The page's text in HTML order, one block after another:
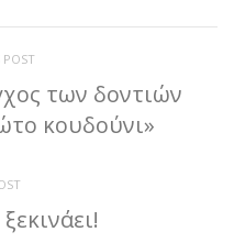
POST
των δοντιών
κουδούνι»